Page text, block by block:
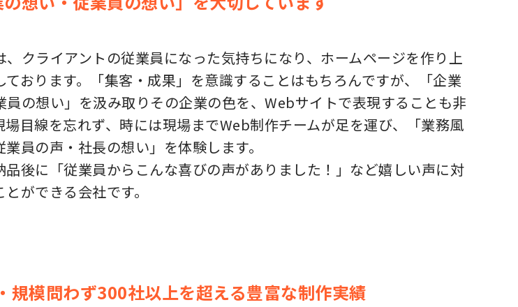
、クライアントの従業員になった気持ちになり、ホームページを作り上
ております。「集客・成果」を意識することはもちろんですが、「企業
員の想い」を汲み取りその企業の色を、Webサイトで表現することも非
場目線を忘れず、時には現場までWeb制作チームが足を運び、「業務風
員の声・社長の想い」を体験します。
品後に「従業員からこんな喜びの声がありました！」など嬉しい声に対
ができる会社です。
規模問わず300社以上を超える豊富な制作実績